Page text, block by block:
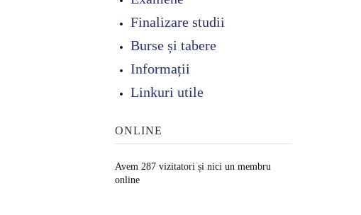
Finalizare studii
Burse și tabere
Informații
Linkuri utile
ONLINE
Avem 287 vizitatori și nici un membru
online